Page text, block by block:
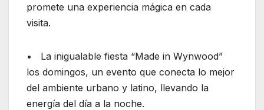
promete una experiencia mágica en cada
visita.
• La inigualable fiesta “Made in Wynwood”
los domingos, un evento que conecta lo mejor
del ambiente urbano y latino, llevando la
energía del día a la noche.